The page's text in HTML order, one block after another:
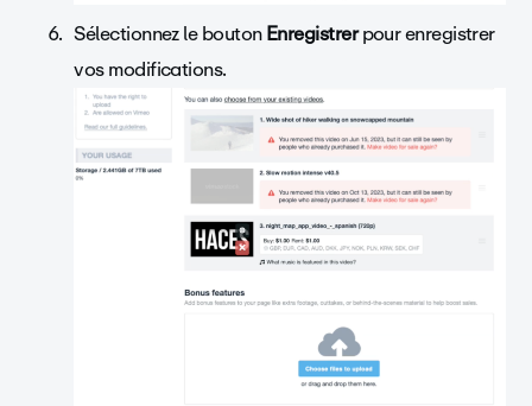
Sélectionnez le boutonEnregistrerpour enregistrer
vos modifications.